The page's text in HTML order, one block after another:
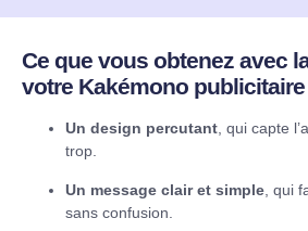
Ce que vous obtenez avec
votre Kakémono publicitaire
Un design percutant, qui capte
trop.
Un message clair et simple , qui
sans confusion.